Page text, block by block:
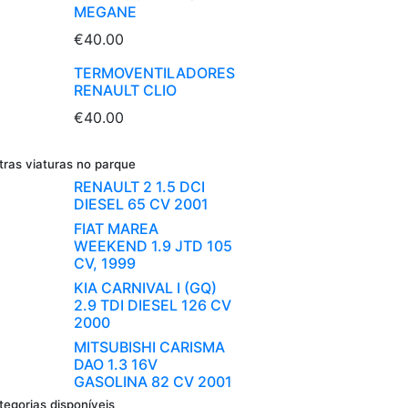
MEGANE
€40.00
TERMOVENTILADORES
RENAULT CLIO
€40.00
viaturas no parque
RENAULT 2 1.5 DCI
DIESEL 65 CV 2001
FIAT MAREA
WEEKEND 1.9 JTD 105
CV, 1999
KIA CARNIVAL I (GQ)
2.9 TDI DIESEL 126 CV
2000
MITSUBISHI CARISMA
DAO 1.3 16V
GASOLINA 82 CV 2001
disponíveis